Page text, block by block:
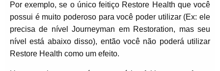
Por exemplo, se o único feitiço Restore Health que você
possui é muito poderoso para você poder utilizar (Ex: ele
precisa de nível Journeyman em Restoration, mas seu
nível está abaixo disso), então você não poderá utilizar
Restore Health como um efeito.